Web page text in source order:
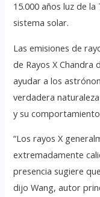
15.000 años luz de
sistema solar.
Las emisiones de
de Rayos X Chandra
ayudar a los
verdadera
y su
“Los rayos X
extremadamente
presencia sugiere
dijo Wang, autor